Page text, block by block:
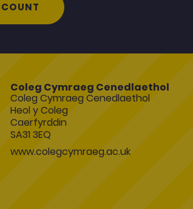
Coleg Cymraeg Cenedlaethol
Coleg Cymraeg Cenedlaethol
Heol y Coleg
Caerfyrddin
SA31 3EQ
www.colegcymraeg.ac.uk